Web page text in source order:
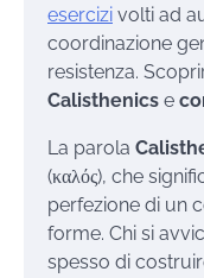
esercizi volti ad
coordinazione
resistenza.
Calisthenics e
La parola
(καλός), che
perfezione di un
forme. Chi si
spesso di